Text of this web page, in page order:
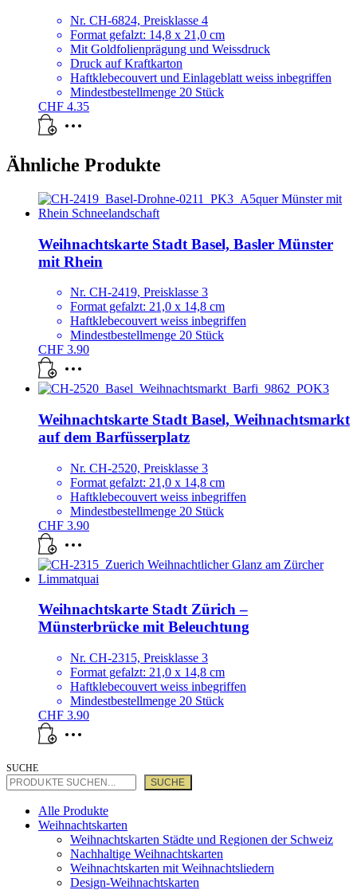
Nr. CH-6824, Preisklasse 4
Format gefalzt: 14,8 x 21,0 cm
Mit Goldfolienprägung und Weissdruck
Druck auf Kraftkarton
Haftklebecouvert und Einlageblatt weiss inbegriffen
Mindestbestellmenge 20 Stück
CHF 4.35
Ähnliche Produkte
Weihnachtskarte Stadt Basel, Basler Münster
mit Rhein
Nr. CH-2419, Preisklasse 3
Format gefalzt: 21,0 x 14,8 cm
Haftklebecouvert weiss inbegriffen
Mindestbestellmenge 20 Stück
CHF 3.90
Weihnachtskarte Stadt Basel, Weihnachtsmarkt
auf dem Barfüsserplatz
Nr. CH-2520, Preisklasse 3
Format gefalzt: 21,0 x 14,8 cm
Haftklebecouvert weiss inbegriffen
Mindestbestellmenge 20 Stück
CHF 3.90
Weihnachtskarte Stadt Zürich –
Münsterbrücke mit Beleuchtung
Nr. CH-2315, Preisklasse 3
Format gefalzt: 21,0 x 14,8 cm
Haftklebecouvert weiss inbegriffen
Mindestbestellmenge 20 Stück
CHF 3.90
SUCHE
SUCHE
Alle Produkte
Weihnachtskarten
Weihnachtskarten Städte und Regionen der Schweiz
Nachhaltige Weihnachtskarten
Weihnachtskarten mit Weihnachtsliedern
Design-Weihnachtskarten